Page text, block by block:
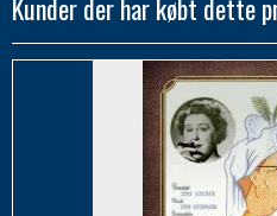
Kunder der har købt dette